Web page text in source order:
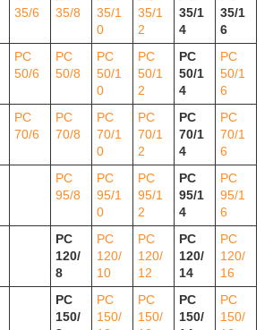
35/6
35/8
35/1
0
35/1
2
35/1
4
35/1
6
РС
50/6
РС
50/8
РС
50/1
0
РС
50/1
2
РС
50/1
4
РС
50/1
6
РС
70/6
РС
70/8
РС
70/1
0
РС
70/1
2
РС
70/1
4
РС
70/1
6
РС
95/8
РС
95/1
0
РС
95/1
2
РС
95/1
4
РС
95/1
6
РС
120/
8
РС
120/
10
РС
120/
12
РС
120/
14
РС
120/
16
РС
150/
РС
150/
РС
150/
РС
150/
РС
150/